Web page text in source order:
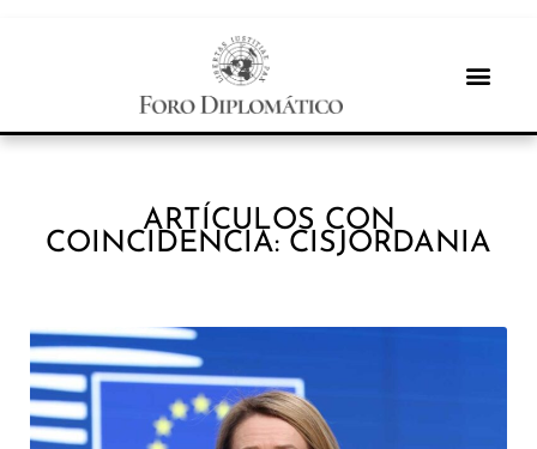
ARTÍCULOS CON
COINCIDENCIA: CISJORDANIA